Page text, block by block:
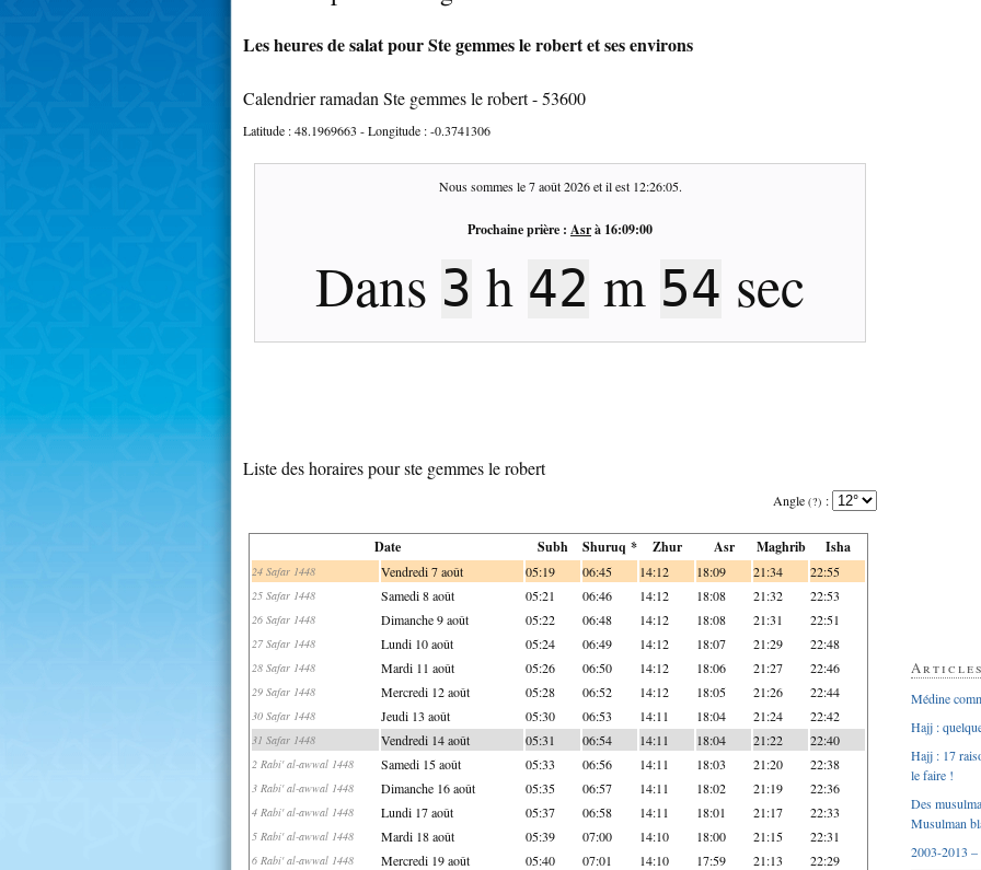
Les heures de salat pour Ste gemmes le robert et ses environs
Calendrier ramadan Ste gemmes le robert - 53600
Latitude :48.1969663 - Longitude :-0.3741306
Nous sommes le7 août 2026et il est 12:26:06.
Prochaine prière : Asrà 16:09:00
Dans 3 h 42 m 53 sec
Liste des horaires pour ste gemmes le robert
Angle (?) :
Date Subh Shuruq * Zhur Asr Maghrib Isha
24 Safar 1448 Vendredi 7 août 05:19 06:45 14:12 18:09 21:34 22:55
25 Safar 1448 Samedi 8 août 05:21 06:46 14:12 18:08 21:32 22:53
26 Safar 1448 Dimanche 9 août 05:22 06:48 14:12 18:08 21:31 22:51
27 Safar 1448 Lundi 10 août 05:24 06:49 14:12 18:07 21:29 22:48
28 Safar 1448 Mardi 11 août 05:26 06:50 14:12 18:06 21:27 22:46
29 Safar 1448 Mercredi 12 août 05:28 06:52 14:12 18:05 21:26 22:44
30 Safar 1448 Jeudi 13 août 05:30 06:53 14:11 18:04 21:24 22:42
31 Safar 1448 Vendredi 14 août 05:31 06:54 14:11 18:04 21:22 22:40
2 Rabi' al-awwal 1448 Samedi 15 août 05:33 06:56 14:11 18:03 21:20 22:38
3 Rabi' al-awwal 1448 Dimanche 16 août 05:35 06:57 14:11 18:02 21:19 22:36
4 Rabi' al-awwal 1448 Lundi 17 août 05:37 06:58 14:11 18:01 21:17 22:33
5 Rabi' al-awwal 1448 Mardi 18 août 05:39 07:00 14:10 18:00 21:15 22:31
6 Rabi' al-awwal 1448 Mercredi 19 août 05:40 07:01 14:10 17:59 21:13 22:29
Médine
Hajj :
Hajj : 17
le faire !
Des
Musulman
2003-2013 –